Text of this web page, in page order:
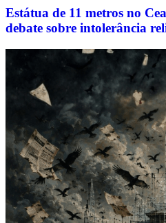
Estátua de 11 metros no
debate sobre intolerância